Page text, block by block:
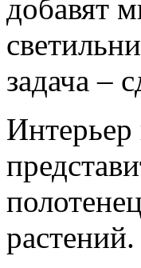
добавят
задача –
Интерьер
растений.